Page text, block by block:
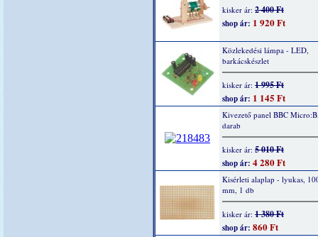
kisker ár: 2 400 Ft
shop ár: 1 920 Ft
Közlekedési lámpa - LED,
barkácskészlet
kisker ár: 1 995 Ft
shop ár: 1 145 Ft
Kivezető panel BBC
darab
kisker ár: 5 010 Ft
shop ár: 4 280 Ft
Kisérleti alaplap - lyukas,
mm, 1 db
kisker ár: 1 380 Ft
shop ár: 860 Ft